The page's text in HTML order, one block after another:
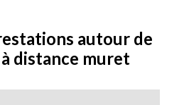
autour de
distance muret